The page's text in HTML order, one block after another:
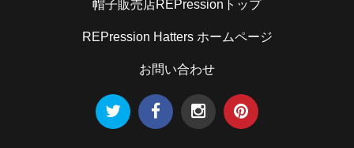
客様ご負担となりますので予めご了承ください。
詳しく見る
サイズのはかり方
帽子販売店REPressionトップ
REPression Hatters ホームページ
お問い合わせ